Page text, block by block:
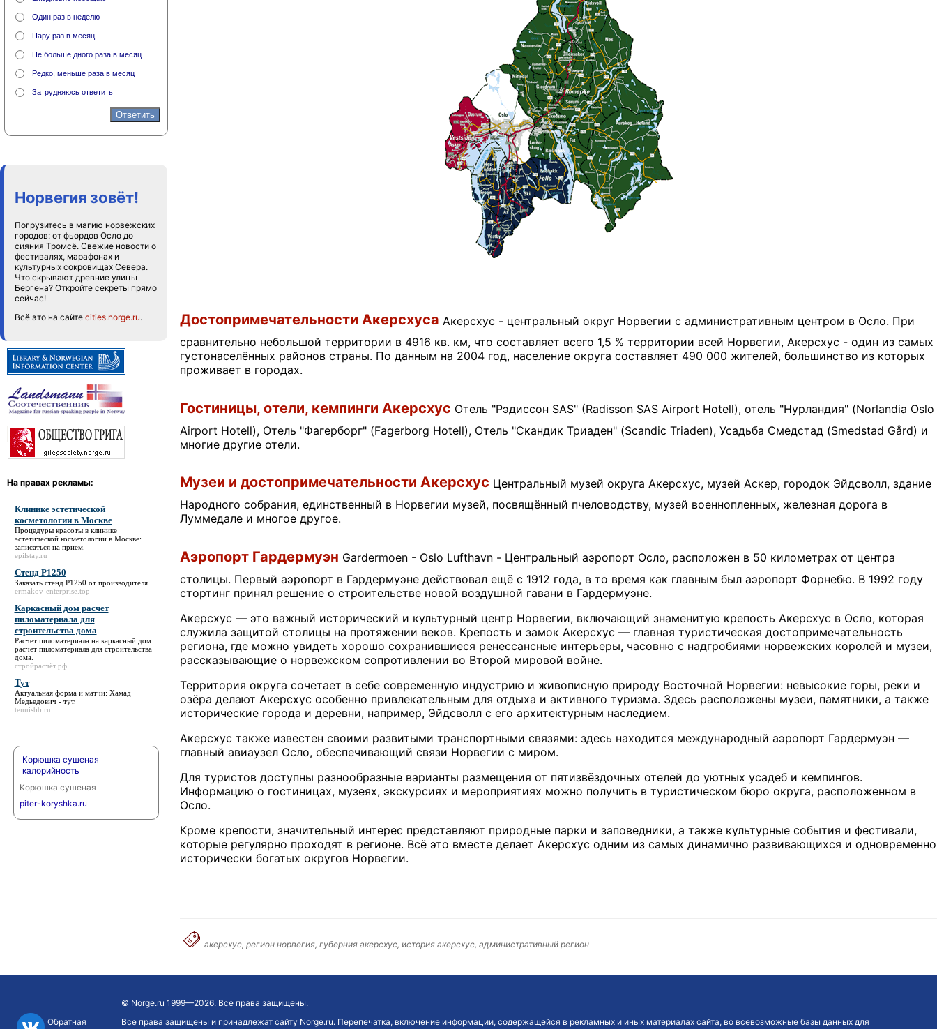
Один раз в неделю
Пару раз в месяц
Не больше дного раза в месяц
Редко, меньше раза в месяц
Затрудняюсь ответить
Норвегия зовёт!
Погрузитесь в магию норвежских
городов: от фьордов Осло до
сияния Тромсё. Свежие новости о
фестивалях, марафонах и
культурных сокровищах Севера.
Что скрывают древние улицы
Бергена? Откройте секреты прямо
сейчас!
Всё это на сайте cities.norge.ru.
На правах рекламы:
Клинике эстетической
косметологии в Москве
Процедуры красоты в клинике
эстетической косметологии в Москве:
записаться на прием.
epilstay.ru
Стенд Р1250
Заказать стенд Р1250 от производителя
ermakov-enterprise.top
Каркасный дом расчет
пиломатериала для
строительства дома
Расчет пиломатериала на каркасный дом
расчет пиломатериала для строительства
дома.
стройрасчёт.рф
Тут
Актуальная форма и матчи: Хамад
Медьедович - тут.
tennisbb.ru
Корюшка сушеная
калорийность
Корюшка сушеная
piter-koryshka.ru
Достопримечательности Акерсхуса Акерсхус - центральный округ Норвегии с административным центром в Осло. При
сравнительно небольшой территории в 4916 кв. км, что составляет всего 1,5 % территории всей Норвегии, Акерсхус - один из самых
густонаселённых районов страны. По данным на 2004 год, население округа составляет 490 000 жителей, большинство из которых
проживает в городах.
Гостиницы, отели, кемпинги Акерсхус Отель "Рэдиссон SAS" (Radisson SAS Airport Hotell), отель "Нурландия" (Norlandia Oslo
Airport Hotell), Отель "Фагерборг" (Fagerborg Hotell), Отель "Скандик Триаден" (Scandic Triaden), Усадьба Смедстад (Smedstad Gård) и
многие другие отели.
Музеи и достопримечательности Акерсхус Центральный музей округа Акерсхус, музей Аскер, городок Эйдсволл, здание
Народного собрания, единственный в Норвегии музей, посвящённый пчеловодству, музей военнопленных, железная дорога в
Луммедале и многое другое.
Аэропорт Гардермуэн Gardermoen - Oslo Lufthavn - Центральный аэропорт Осло, расположен в 50 километрах от центра
столицы. Первый аэропорт в Гардермуэне действовал ещё с 1912 года, в то время как главным был аэропорт Форнебю. В 1992 году
стортинг принял решение о строительстве новой воздушной гавани в Гардермуэне.
Акерсхус — это важный исторический и культурный центр Норвегии, включающий знаменитую крепость Акерсхус в Осло, которая
служила защитой столицы на протяжении веков. Крепость и замок Акерсхус — главная туристическая достопримечательность
региона, где можно увидеть хорошо сохранившиеся ренессансные интерьеры, часовню с надгробиями норвежских королей и музеи,
рассказывающие о норвежском сопротивлении во Второй мировой войне.
Территория округа сочетает в себе современную индустрию и живописную природу Восточной Норвегии: невысокие горы, реки и
озёра делают Акерсхус особенно привлекательным для отдыха и активного туризма. Здесь расположены музеи, памятники, а также
исторические города и деревни, например, Эйдсволл с его архитектурным наследием.
Акерсхус также известен своими развитыми транспортными связями: здесь находится международный аэропорт Гардермуэн —
главный авиаузел Осло, обеспечивающий связи Норвегии с миром.
Для туристов доступны разнообразные варианты размещения от пятизвёздочных отелей до уютных усадеб и кемпингов.
Информацию о гостиницах, музеях, экскурсиях и мероприятиях можно получить в туристическом бюро округа, расположенном в
Осло.
Кроме крепости, значительный интерес представляют природные парки и заповедники, а также культурные события и фестивали,
которые регулярно проходят в регионе. Всё это вместе делает Акерсхус одним из самых динамично развивающихся и одновременно
исторически богатых округов Норвегии.
акерсхус, регион норвегия, губерния акерсхус, история акерсхус, административный регион
Обратная
© Norge.ru 1999—2026. Все права защищены.
Все права защищены и принадлежат сайту Norge.ru. Перепечатка, включение информации, содержащейся в рекламных и иных материалах сайта, во всевозможные базы данных для